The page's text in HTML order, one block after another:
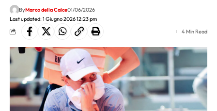
Last updated: 1 Giugno 2026 12:23 pm
ByMarco della Calce01/06/2026
4 Min Read